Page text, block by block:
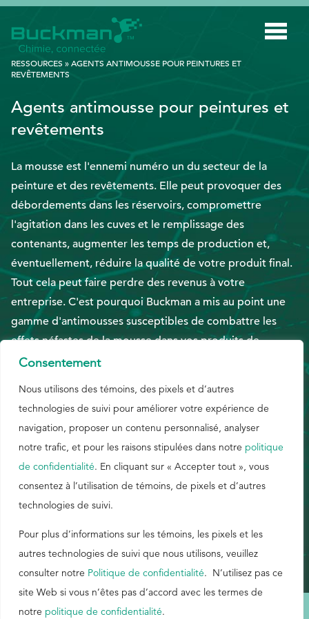
Consentement
Nous utilisons des témoins, des pixels et d’autres
technologies de suivi pour améliorer votre expérience de
navigation, proposer un contenu personnalisé, analyser
notre trafic, et pour les raisons stipulées dans notre politique
de confidentialité. En cliquant sur « Accepter tout », vous
consentez à l’utilisation de témoins, de pixels et d’autres
technologies de suivi.
Pour plus d’informations sur les témoins, les pixels et les
autres technologies de suivi que nous utilisons, veuillez
consulter notre Politique de confidentialité. N’utilisez pas ce
site Web si vous n’êtes pas d’accord avec les termes de
notre politique de confidentialité.
INDUSTRIES
TECHNOLOGIE INTELLIGENTE
INNOVATION
APPLICATIONS
DURABILITÉ
À PROPOS DE NOUS
RESSOURCES
BLOGUE
Nous joindre
Carrières
English
Rechercher
:
Rechercher
RESSOURCES »AGENTS ANTIMOUSSE POUR PEINTURES ET
REVÊTEMENTS
Agents antimousse pour peintures et
revêtements
La mousse est l'ennemi numéro un du secteur de la
peinture et des revêtements. Elle peut provoquer des
débordements dans les réservoirs, compromettre
l'agitation dans les cuves et le remplissage des
contenants, augmenter les temps de production et,
éventuellement, réduire la qualité de votre produit final.
Tout cela peut faire perdre des revenus à votre
entreprise. C'est pourquoi Buckman a mis au point une
gamme d'antimousses susceptibles de combattre les
effets néfastes de la mousse dans vos produits de
peinture, d'encre et de revêtement, qui présentent une
caractéristiques de persistance prolongée. Une fois la
mousse maîtrisée, votre usine peut se concentrer sur la
fabrication d'un plus grand nombre de produits. Et plus
de profits. B320.